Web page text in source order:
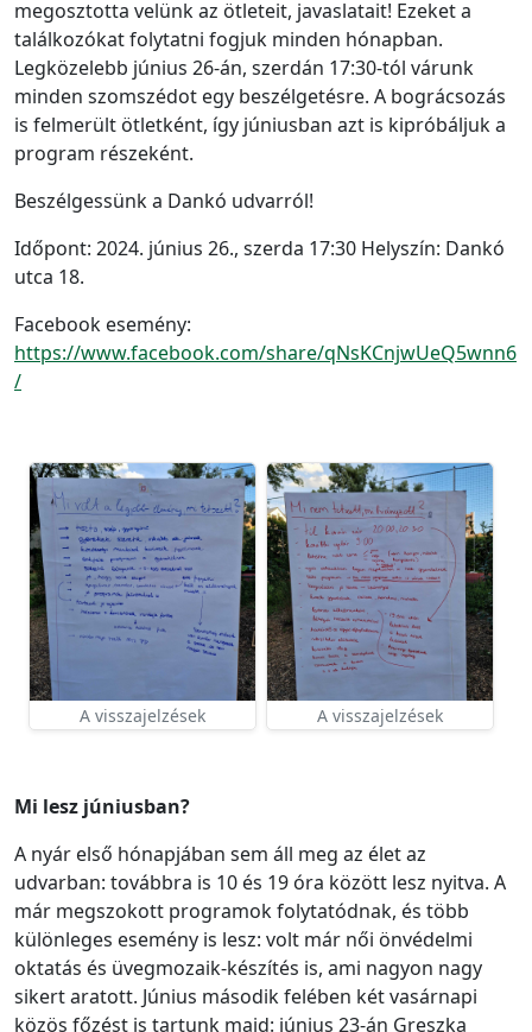
megosztotta velünk az ötleteit, javaslatait! Ezeket a
találkozókat folytatni fogjuk minden hónapban.
Legközelebb június 26-án, szerdán 17:30-tól várunk
minden szomszédot egy beszélgetésre. A bográcsozás
is felmerült ötletként, így júniusban azt is kipróbáljuk a
program részeként.
Beszélgessünk a Dankó udvarról!
Időpont: 2024. június 26., szerda 17:30 Helyszín: Dankó
utca 18.
Facebook esemény:
https://www.facebook.com/share/qNsKCnjwUeQ5wnn6
/
A visszajelzések A visszajelzések
Mi lesz júniusban?
A nyár első hónapjában sem áll meg az élet az
udvarban: továbbra is 10 és 19 óra között lesz nyitva. A
már megszokott programok folytatódnak, és több
különleges esemény is lesz: volt már női önvédelmi
oktatás és üvegmozaik-készítés is, ami nagyon nagy
sikert aratott. Június második felében két vasárnapi
közös főzést is tartunk majd: június 23-án Greszka